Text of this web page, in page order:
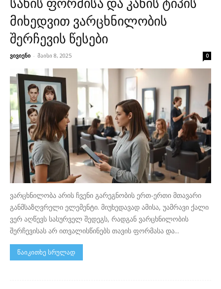
სახის ფორმისა და კანის ტიპის
მიხედვით ვარცხნილობის
შერჩევის წესები
ვივიენი - მაისი 8, 2025 0
ვარცხნილობა არის ჩვენი გარეგნობის ერთ-ერთი მთავარი
განმსაზღვრელი ელემენტი. მიუხედავად ამისა, უამრავი ქალი
ვერ აღწევს სასურველ შედეგს, რადგან ვარცხნილობის
შერჩევისას არ ითვალისწინებს თავის ფორმასა და...
წაიკითხე სრულად